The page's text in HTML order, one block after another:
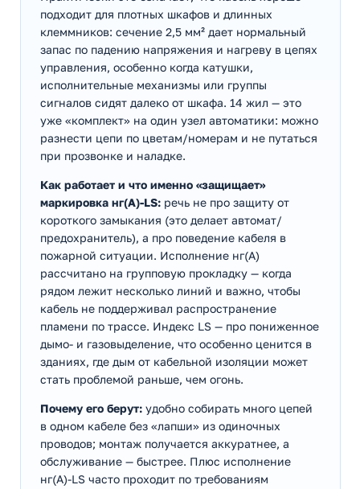
подходит для плотных шкафов и длинных
клеммников: сечение 2,5 мм² дает нормальный
запас по падению напряжения и нагреву в цепях
управления, особенно когда катушки,
исполнительные механизмы или группы
сигналов сидят далеко от шкафа. 14 жил — это
уже «комплект» на один узел автоматики: можно
разнести цепи по цветам/номерам и не путаться
при прозвонке и наладке.
Как работает и что именно «защищает»
маркировка нг(А)-LS: речь не про защиту от
короткого замыкания (это делает автомат/
предохранитель), а про поведение кабеля в
пожарной ситуации. Исполнение нг(А)
рассчитано на групповую прокладку — когда
рядом лежит несколько линий и важно, чтобы
кабель не поддерживал распространение
пламени по трассе. Индекс LS — про пониженное
дымо- и газовыделение, что особенно ценится в
зданиях, где дым от кабельной изоляции может
стать проблемой раньше, чем огонь.
Почему его берут: удобно собирать много цепей
в одном кабеле без «лапши» из одиночных
проводов; монтаж получается аккуратнее, а
обслуживание — быстрее. Плюс исполнение
нг(А)-LS часто проходит по требованиям